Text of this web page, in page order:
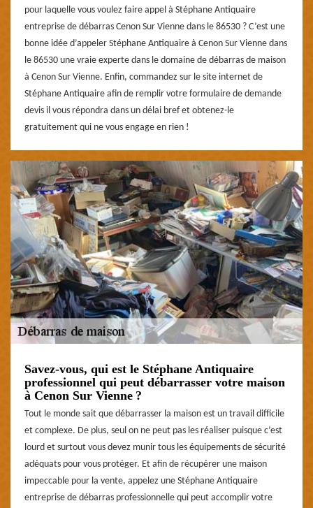
pour laquelle vous voulez faire appel à Stéphane Antiquaire
entreprise de débarras Cenon Sur Vienne dans le 86530 ? C’est une
bonne idée d’appeler Stéphane Antiquaire à Cenon Sur Vienne dans
le 86530 une vraie experte dans le domaine de débarras de maison
à Cenon Sur Vienne. Enfin, commandez sur le site internet de
Stéphane Antiquaire afin de remplir votre formulaire de demande
devis il vous répondra dans un délai bref et obtenez-le
gratuitement qui ne vous engage en rien !
Savez-vous, qui est le Stéphane Antiquaire
professionnel qui peut débarrasser votre maison
à Cenon Sur Vienne ?
Tout le monde sait que débarrasser la maison est un travail difficile
et complexe. De plus, seul on ne peut pas les réaliser puisque c’est
lourd et surtout vous devez munir tous les équipements de sécurité
adéquats pour vous protéger. Et afin de récupérer une maison
impeccable pour la vente, appelez une Stéphane Antiquaire
entreprise de débarras professionnelle qui peut accomplir votre